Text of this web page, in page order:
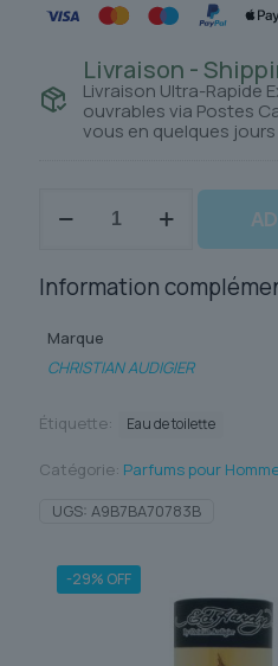
-29% OFF
$62.99
Livraison -
Livraison Ultra-Rapide
ouvrables via Postes
vous en quelques
Information
Marque
CHRISTIAN AUDIGIER
Étiquette: Eau de toilette
Catégorie: Parfums pour
UGS: A9B7BA70783B